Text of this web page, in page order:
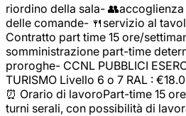
riordino della sala-
delle comande- 🍴servizio al
Contratto part time 15 ore/
somministrazione part-time
proroghe- CCNL PUBBLICI
TURISMO Livello 6 o 7 RAL :
⏰ Orario di lavoroPart-time 15
turni serali, con possibilità di